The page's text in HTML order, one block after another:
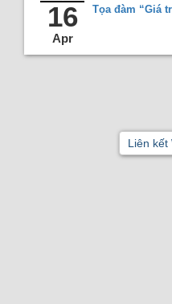
16
Apr
Tọa đàm “Giá